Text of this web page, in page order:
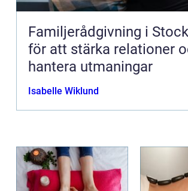
Familjerådgivning i
för att stärka relationer
hantera utmaningar
Isabelle Wiklund